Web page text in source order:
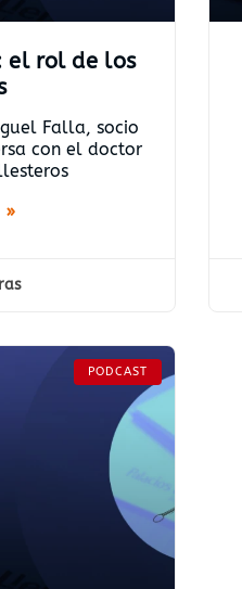
el rol de los
Falla, socio
con el doctor
»
PODCAST